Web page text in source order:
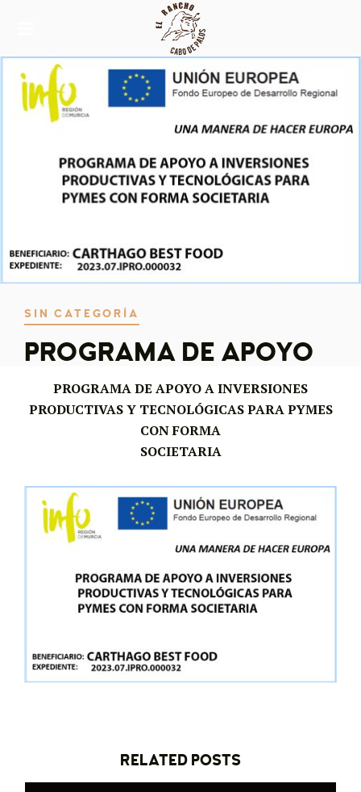
RANC
HO DE
DE
RESTAURANTE, ASADOR,
SIN CATEGORÍA
PROGRAMA DE APOYO
PROGRAMA DE APOYO A INVERSIONES
PRODUCTIVASY TECNOLÓGICAS PARA PYMES
CON FORMA
SOCIETARIA
RELATED POSTS